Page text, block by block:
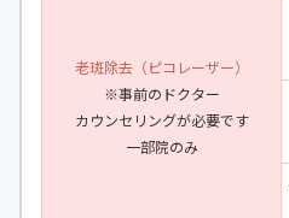
老斑除去（ピコレーザー）
※事前のドクター
カウンセリングが必要です
一部院のみ